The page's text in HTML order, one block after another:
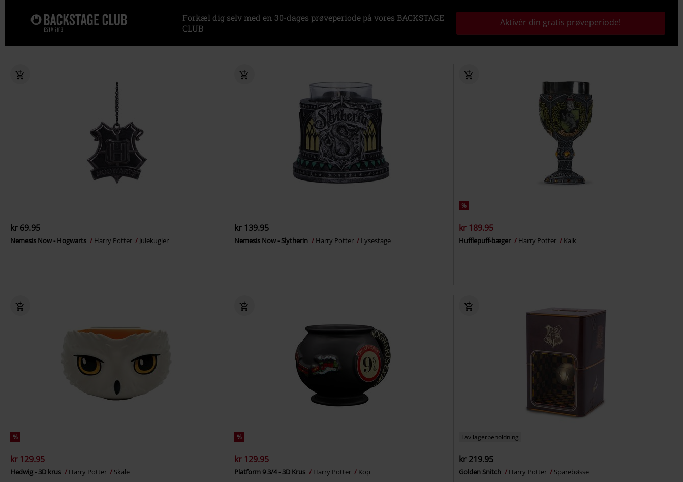
Forkæl dig selv med en 30-dages prøveperiode på vores BACKSTAGE
CLUB
Aktivér din gratis prøveperiode!
kr 69.95
Nemesis Now - Hogwarts Harry Potter Julekugler
kr 139.95
Nemesis Now - Slytherin Harry Potter Lysestage
%
kr 189.95
Hufflepuff-bæger Harry Potter Kalk
%
kr 129.95
Hedwig - 3D krus Harry Potter Skåle
%
kr 129.95
Platform 9 3/4 - 3D Krus Harry Potter Kop
Lav lagerbeholdning
kr 219.95
Golden Snitch Harry Potter Sparebøsse